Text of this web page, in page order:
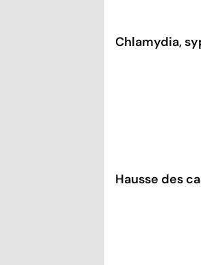
Chlamydia,
Hausse des